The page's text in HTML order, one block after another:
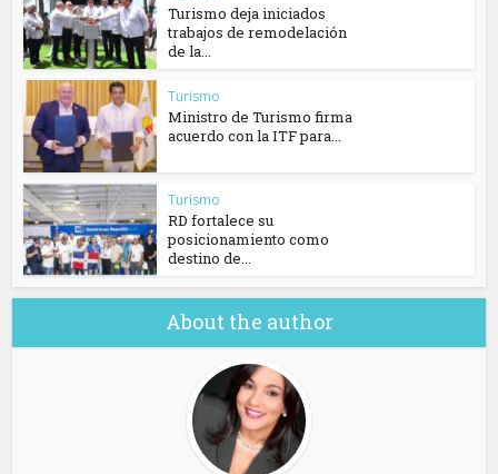
Turismo deja iniciados
trabajos de remodelación
de la...
Turismo
Ministro de Turismo firma
acuerdo con la ITF para...
Turismo
RD fortalece su
posicionamiento como
destino de...
About the author